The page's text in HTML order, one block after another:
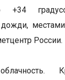
+34
дожди,
России.